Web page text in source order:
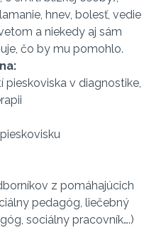
hnev, bolesť, vedie
a niekedy aj sám
čo by mu pomohlo.
pieskoviska v diagnostike,
z pomáhajúcich
pedagóg, liečebný
sociálny pracovník….)